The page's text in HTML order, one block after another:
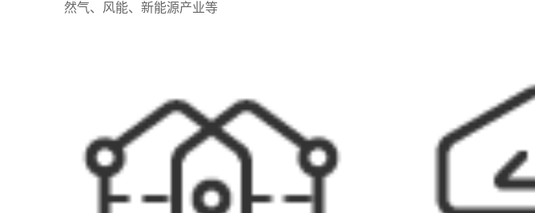
然气、风能、新能源产业等